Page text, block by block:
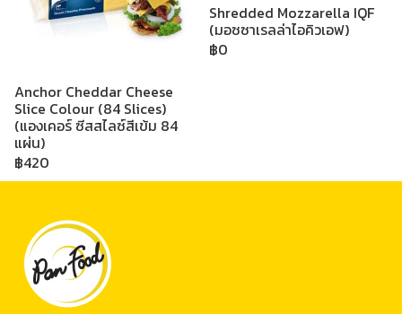
Anchor Cheddar Cheese
Slice Colour (84 Slices)
(แองเคอร์ ซีสสไลซ์สีเข้ม 84
แผ่น)
฿420
Shredded Mozzarella IQF
(มอซซาเรลล่าไอคิวเอฟ)
฿0